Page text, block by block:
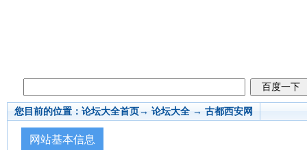
您目前的位置： 论坛大全首页→ 论坛大全 → 古都西安网
网站基本信息